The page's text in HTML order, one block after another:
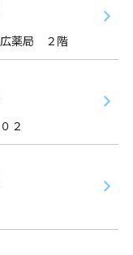
広薬局 ２階
２